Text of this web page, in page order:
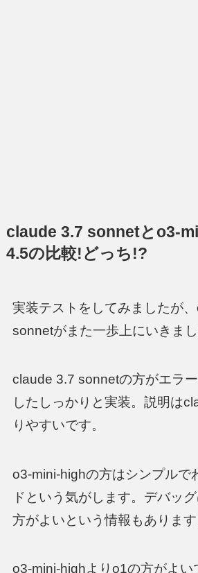
claude 3.7 sonnetとo3-
4.5の比較!どっち!?
実装テストをしてみましたが
sonnetがまた一歩上にいきまし
claude 3.7 sonnetの方がエラ
したしっかりと実装。説明は
りやすいです。
o3-mini-highの方はシンプルで
ドという気がします。デバッ
方がよいという情報もあります
o3-mini-highよりo1の方がよい